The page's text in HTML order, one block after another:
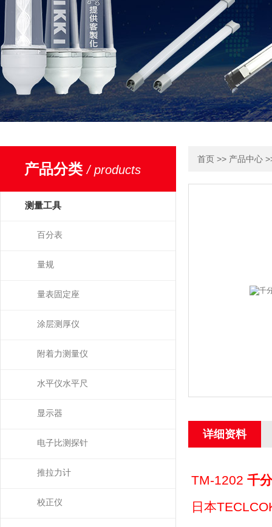
产品分类/ products
测量工具
百分表
量规
量表固定座
涂层测厚仪
附着力测量仪
水平仪水平尺
显示器
电子比测探针
推拉力计
校正仪
首页 >> 产品中心
详细资料
TM-1202 千
日本